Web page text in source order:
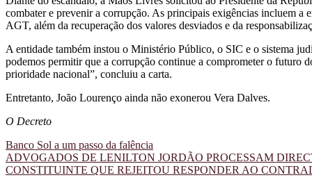
combater e prevenir a corrupção. As principais exigências incluem a
AGT, além da recuperação dos valores desviados e da
A entidade também instou o Ministério Público, o SIC e o sistema
podemos permitir que a corrupção continue a comprometer o futuro
prioridade nacional”, concluiu a carta.
Entretanto, João Lourenço ainda não exonerou Vera Dalves.
O Decreto
Navegação
de
Banco Sol a um passo da falência
ADVOGADOS DE LENILTON JORDÃO PROCESSAM
CONSTITUINTE QUE REJEITOU RESPONDER AO